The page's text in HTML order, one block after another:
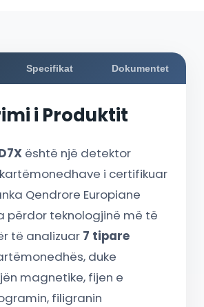
Specifikat Dokumentet
i Produktit
është një detektor
i certifikuar
Qendrore Europiane
përdor teknologjinë më të
të analizuar 7 tipare
duke
magnetike, fijen e
filigranin